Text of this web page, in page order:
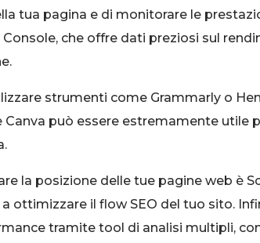
tua pagina e di monitorare le
che offre dati preziosi sul
strumenti come Grammarly o
può essere estremamente utile
la posizione delle tue pagine web è
il flow SEO del tuo sito.
tramite tool di analisi multipli,